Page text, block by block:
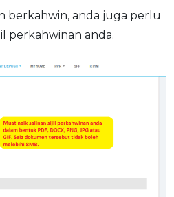
berkahwin, anda juga perlu
perkahwinan anda.